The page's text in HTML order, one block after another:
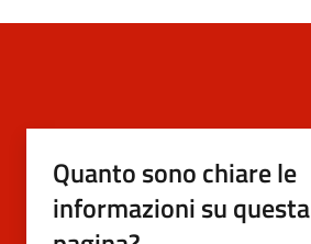
Quanto sono chiare le
informazioni su questa